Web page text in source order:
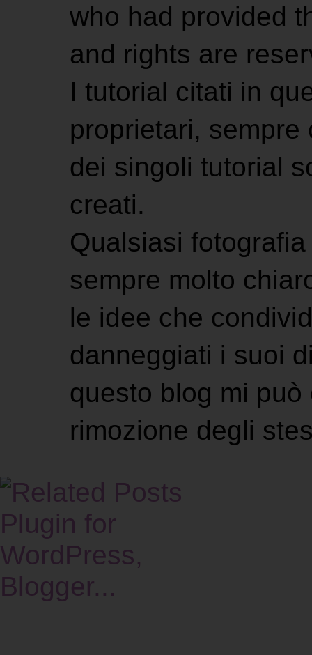
who had provided
and rights are
I tutorial citati in
proprietari,
dei singoli tutorial
creati.
Qualsiasi
sempre molto
le idee che
danneggiati i suoi
questo blog mi
rimozione degli